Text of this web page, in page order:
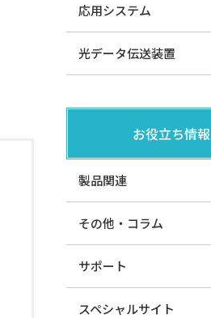
応用システム
光データ伝送装置
お役立ち情報
製品関連
その他・コラム
サポート
スペシャルサイト